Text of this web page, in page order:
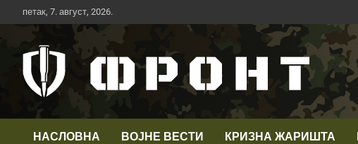
Скип
то
петак, 7. август, 2026.
Телевизија ФРОНТ
НАСЛОВНА ВОЈНЕ ВЕСТИ КРИЗНА ЖАРИШТА